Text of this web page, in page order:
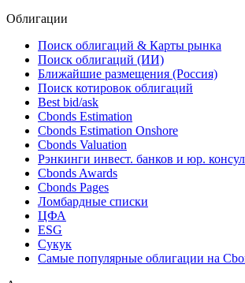
Облигации
Поиск облигаций & Карты рынка
Поиск облигаций (ИИ)
Ближайшие размещения (Россия)
Поиск котировок облигаций
Best bid/ask
Cbonds Estimation
Cbonds Estimation Onshore
Cbonds Valuation
Рэнкинги инвест. банков и юр.
Cbonds Awards
Cbonds Pages
Ломбардные списки
ЦФА
ESG
Сукук
Самые популярные облигации на